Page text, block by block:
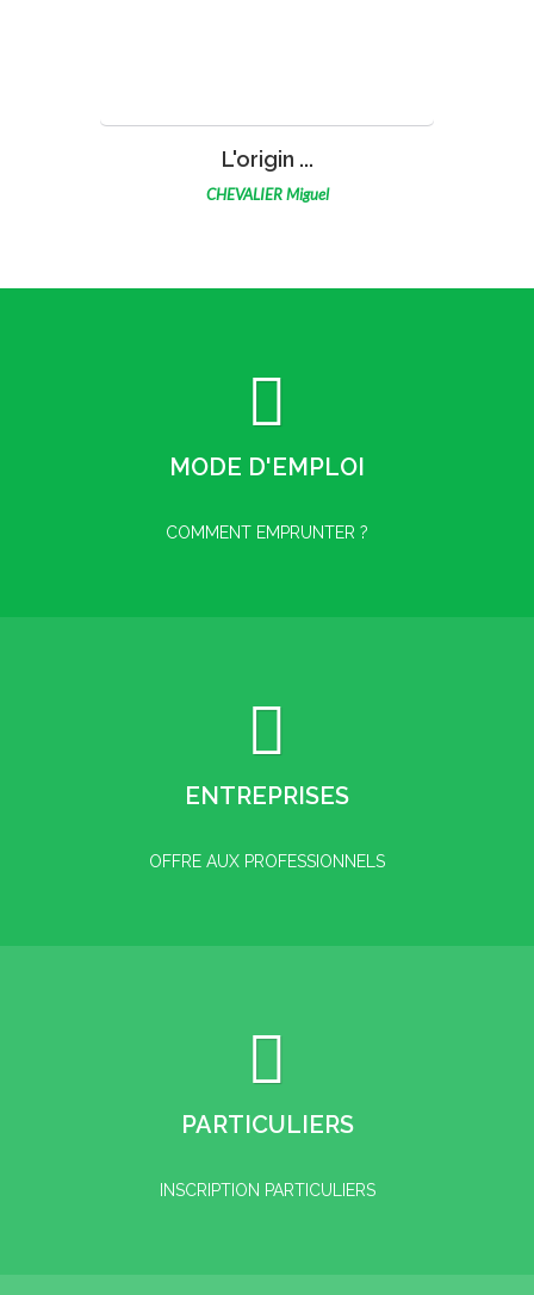
VOIR
Sans titre
KEAN
MODE D'EMPLOI
COMMENT EMPRUNTER ?
ENTREPRISES
OFFRE AUX PROFESSIONNELS
PARTICULIERS
INSCRIPTION PARTICULIERS